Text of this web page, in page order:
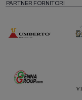
PARTNER FORNITORI